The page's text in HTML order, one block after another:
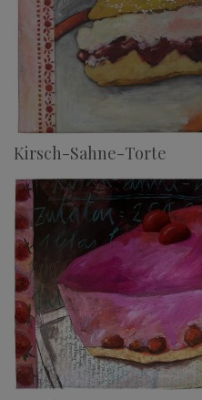
Kirsch-Sahne-Torte